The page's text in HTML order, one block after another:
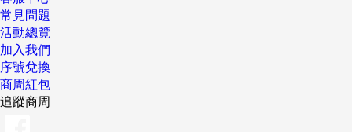
常見問題
活動總覽
加入我們
序號兌換
商周紅包
追蹤商周